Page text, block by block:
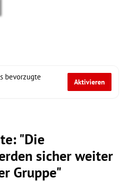
bevorzugte
Aktivieren
"Die
sicher weiter
Gruppe"